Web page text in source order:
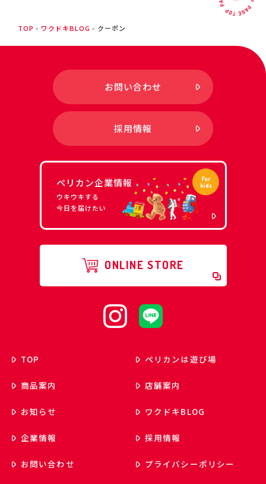
TOP ワクドキBLOG クーポン
お問い合わせ
採用情報
ペリカン企業情報
ウキウキする
今日を届けたい
ONLINE STORE
TOP ペリカンは遊び場
商品案内 店舗案内
お知らせ ワクドキBLOG
企業情報 採用情報
お問い合わせ プライバシーポリシー